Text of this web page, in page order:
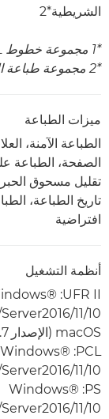
الشريطية*2
*1 مجموعة خطوط PCL الدولية A1 الاختيارية مطلوبة.
*2 مجموعة طباعة الرموز الشريطية D1 الاختيارية مطلوبة.
ميزات الطباعة
الطباعة الآمنة،
الصفحة، الطباعة
تقليل مسحوق
تاريخ الطباعة،
افتراضية
أنظمة التشغيل
II:‏ Windows®
macOS (الإصدار 11.7 أو إصدار أحدث)
PCL‏: Windows®
10‏/11‏/Server2016‏/Server2019‏/Server2022/‏Server2025
PS:‏ Windows®